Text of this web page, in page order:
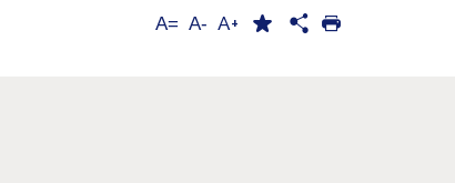
A= A- A+